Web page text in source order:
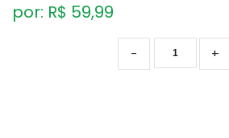
por: R$ 59,99
+
-